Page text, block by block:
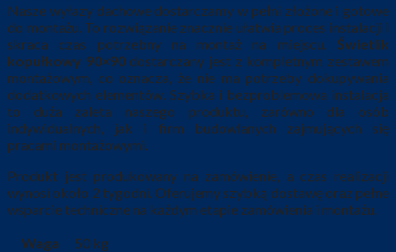
Nasze wyłazy dachowe dostarczamy w pełni złożone i gotowe
do montażu. To rozwiązanie znacznie ułatwia proces instalacji i
skraca czas potrzebny na montaż na miejscu. Świetlik
kopułkowy 90×90dostarczany jest z kompletnym zestawem
montażowym, co oznacza, że nie ma potrzeby dokupywania
dodatkowych elementów. Szybka i bezproblemowa instalacja
to duża zaleta naszego produktu, zarówno dla osób
indywidualnych, jak i firm budowlanych zajmujących się
pracami montażowymi.
Produkt jest produkowany na zamówienie, a czas realizacji
wynosi około 2 tygodni. Oferujemy szybką dostawę oraz pełne
wsparcie techniczne na każdym etapie zamówienia i montażu.
Waga
50 kg